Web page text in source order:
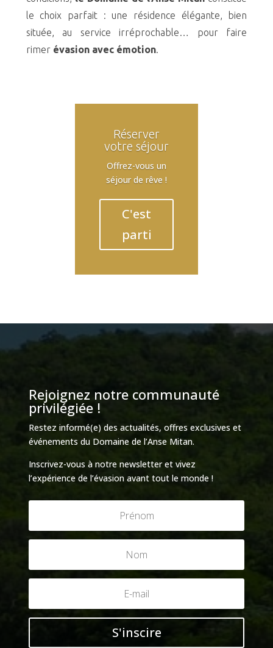
le choix parfait : une résidence élégante, bien
située, au service irréprochable… pour faire
rimer évasion avec émotion.
Réserver
votre séjour
Offrez-vous un
séjour de rêve !
C'est
parti
Rejoignez notre communauté
privilégiée !
Restez informé(e) des actualités, offres exclusives et
événements du Domaine de l’Anse Mitan.
Inscrivez-vous à notre newsletter et vivez
l’expérience de l’évasion avant tout le monde !
S'inscire